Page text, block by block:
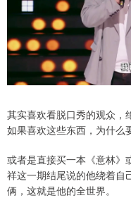
其实喜欢看脱口秀的观众，
如果喜欢这些东西，为什么
或者是直接买一本《意林》
祥这一期结尾说的他绕着自
俩，这就是他的全世界。